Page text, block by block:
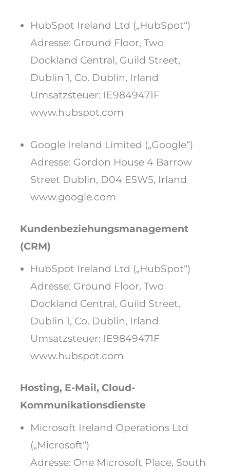
HubSpot Ireland Ltd („HubSpot“)
Adresse: Ground Floor, Two
Dockland Central, Guild Street,
Dublin 1, Co. Dublin, Irland
Umsatzsteuer: IE9849471F
www.hubspot.com
Google Ireland Limited („Google“)
Adresse: Gordon House 4 Barrow
Street Dublin, D04 E5W5, Irland
www.google.com
Kundenbeziehungsmanagement
(CRM)
HubSpot Ireland Ltd („HubSpot“)
Adresse: Ground Floor, Two
Dockland Central, Guild Street,
Dublin 1, Co. Dublin, Irland
Umsatzsteuer: IE9849471F
www.hubspot.com
Hosting, E-Mail, Cloud-
Kommunikationsdienste
Microsoft Ireland Operations Ltd
(„Microsoft“)
Adresse: One Microsoft Place, South